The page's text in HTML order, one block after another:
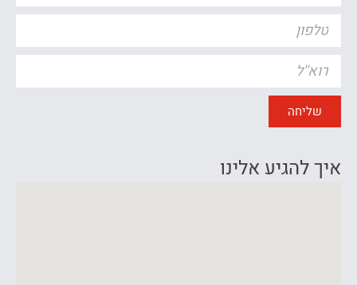
שליחה
איך להגיע אלינו